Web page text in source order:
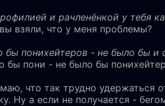
и рачленёнкой у тебя
взяли, что у меня проблемы?
бы понихейтеров - не было бы и
бы пони - не было бы
что так трудно удержаться
Ну а если не получается -